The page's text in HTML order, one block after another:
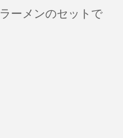
ーメンのセットで